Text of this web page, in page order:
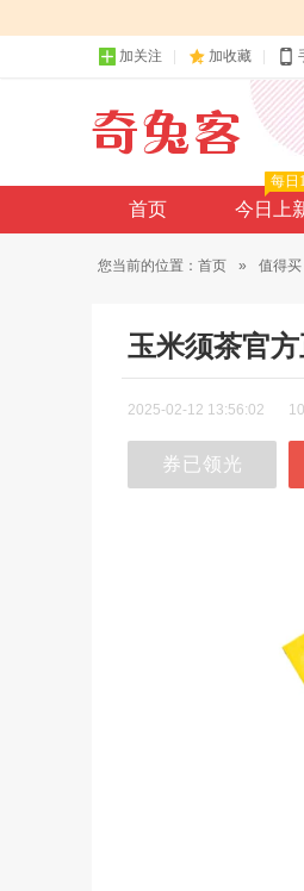
加关注 加收藏
首页 今日上
每日
您当前的位置： 首页 » 值得买
玉米须茶官
2025-02-12 13:56:02
券已领光